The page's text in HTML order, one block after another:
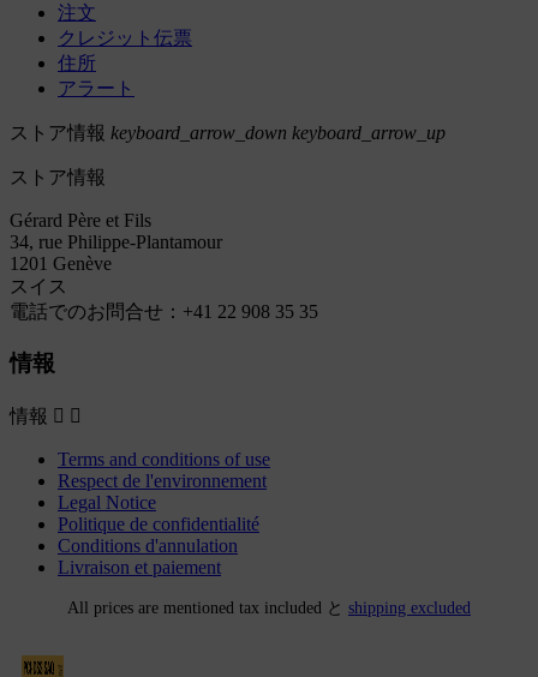
注文
クレジット伝票
住所
アラート
ストア情報 keyboard_arrow_down keyboard_arrow_up
ストア情報
Gérard Père et Fils
34, rue Philippe-Plantamour
1201 Genève
スイス
電話でのお問合せ： +41 22 908 35 35
情報
情報  
Terms and conditions of use
Respect de l'environnement
Legal Notice
Politique de confidentialité
Conditions d'annulation
Livraison et paiement
All prices are mentioned tax included と shipping excluded